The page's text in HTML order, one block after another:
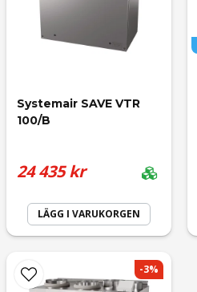
Systemair SAVE VTR
100/B
24 435 kr
LÄGG I VARUKORGEN
-3%